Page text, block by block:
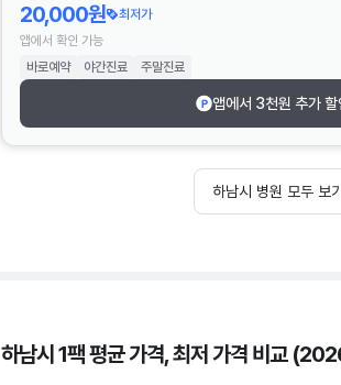
20,000원
최저가
앱에서 확인 가능
바로예약
야간진료 주말진료
앱에서 3천원 추가 할
하남시 병원 모두 보기
하남시 1팩 평균 가격, 최저 가격 비교